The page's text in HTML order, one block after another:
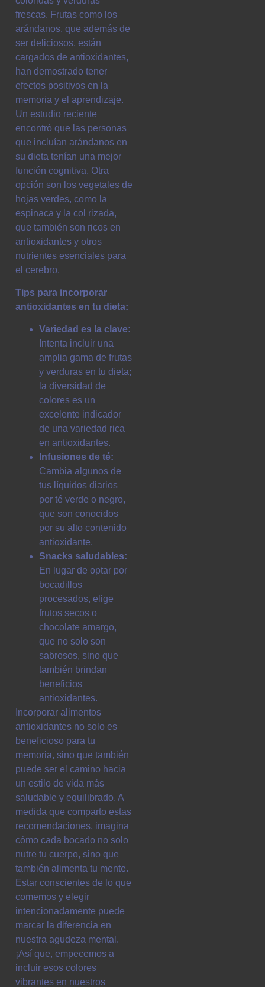
frescas. Frutas como los
arándanos, que además de
ser deliciosos, están
cargados de antioxidantes,
han demostrado tener
efectos positivos en la
memoria y el aprendizaje.
Un estudio reciente
encontró que las personas
que incluían arándanos en
su dieta tenían una mejor
función cognitiva. Otra
opción son los vegetales de
hojas verdes, como la
espinaca y la col rizada,
que también son ricos en
antioxidantes y otros
nutrientes esenciales para
el cerebro.
Tips para incorporar
antioxidantes en tu dieta:
Variedad es la clave:
Intenta incluir una
amplia gama de frutas
y verduras en tu dieta;
la diversidad de
colores es un
excelente indicador
de una variedad rica
en antioxidantes.
Infusiones de té:
Cambia algunos de
tus líquidos diarios
por té verde o negro,
que son conocidos
por su alto contenido
antioxidante.
Snacks saludables:
En lugar de optar por
bocadillos
procesados, elige
frutos secos o
chocolate amargo,
que no solo son
sabrosos, sino que
también brindan
beneficios
antioxidantes.
Incorporar alimentos
antioxidantes no solo es
beneficioso para tu
memoria, sino que también
puede ser el camino hacia
un estilo de vida más
saludable y equilibrado. A
medida que comparto estas
recomendaciones, imagina
cómo cada bocado no solo
nutre tu cuerpo, sino que
también alimenta tu mente.
Estar conscientes de lo que
comemos y elegir
intencionadamente puede
marcar la diferencia en
nuestra agudeza mental.
¡Así que, empecemos a
incluir esos colores
vibrantes en nuestros